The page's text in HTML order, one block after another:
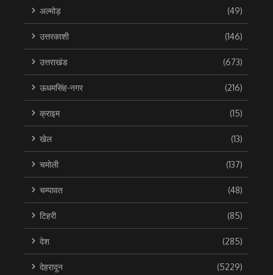
अल्मोड़ (49)
उत्तरकाशी (146)
उत्तराखंड (673)
ऊधमसिंह-नगर (216)
क्राइम (15)
खेल (13)
चमोली (137)
चम्पावत (48)
टिहरी (85)
देश (285)
देहरादून (5229)